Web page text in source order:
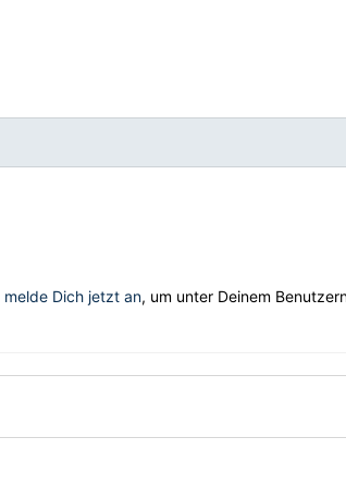
melde Dich jetzt an, um unter Deinem